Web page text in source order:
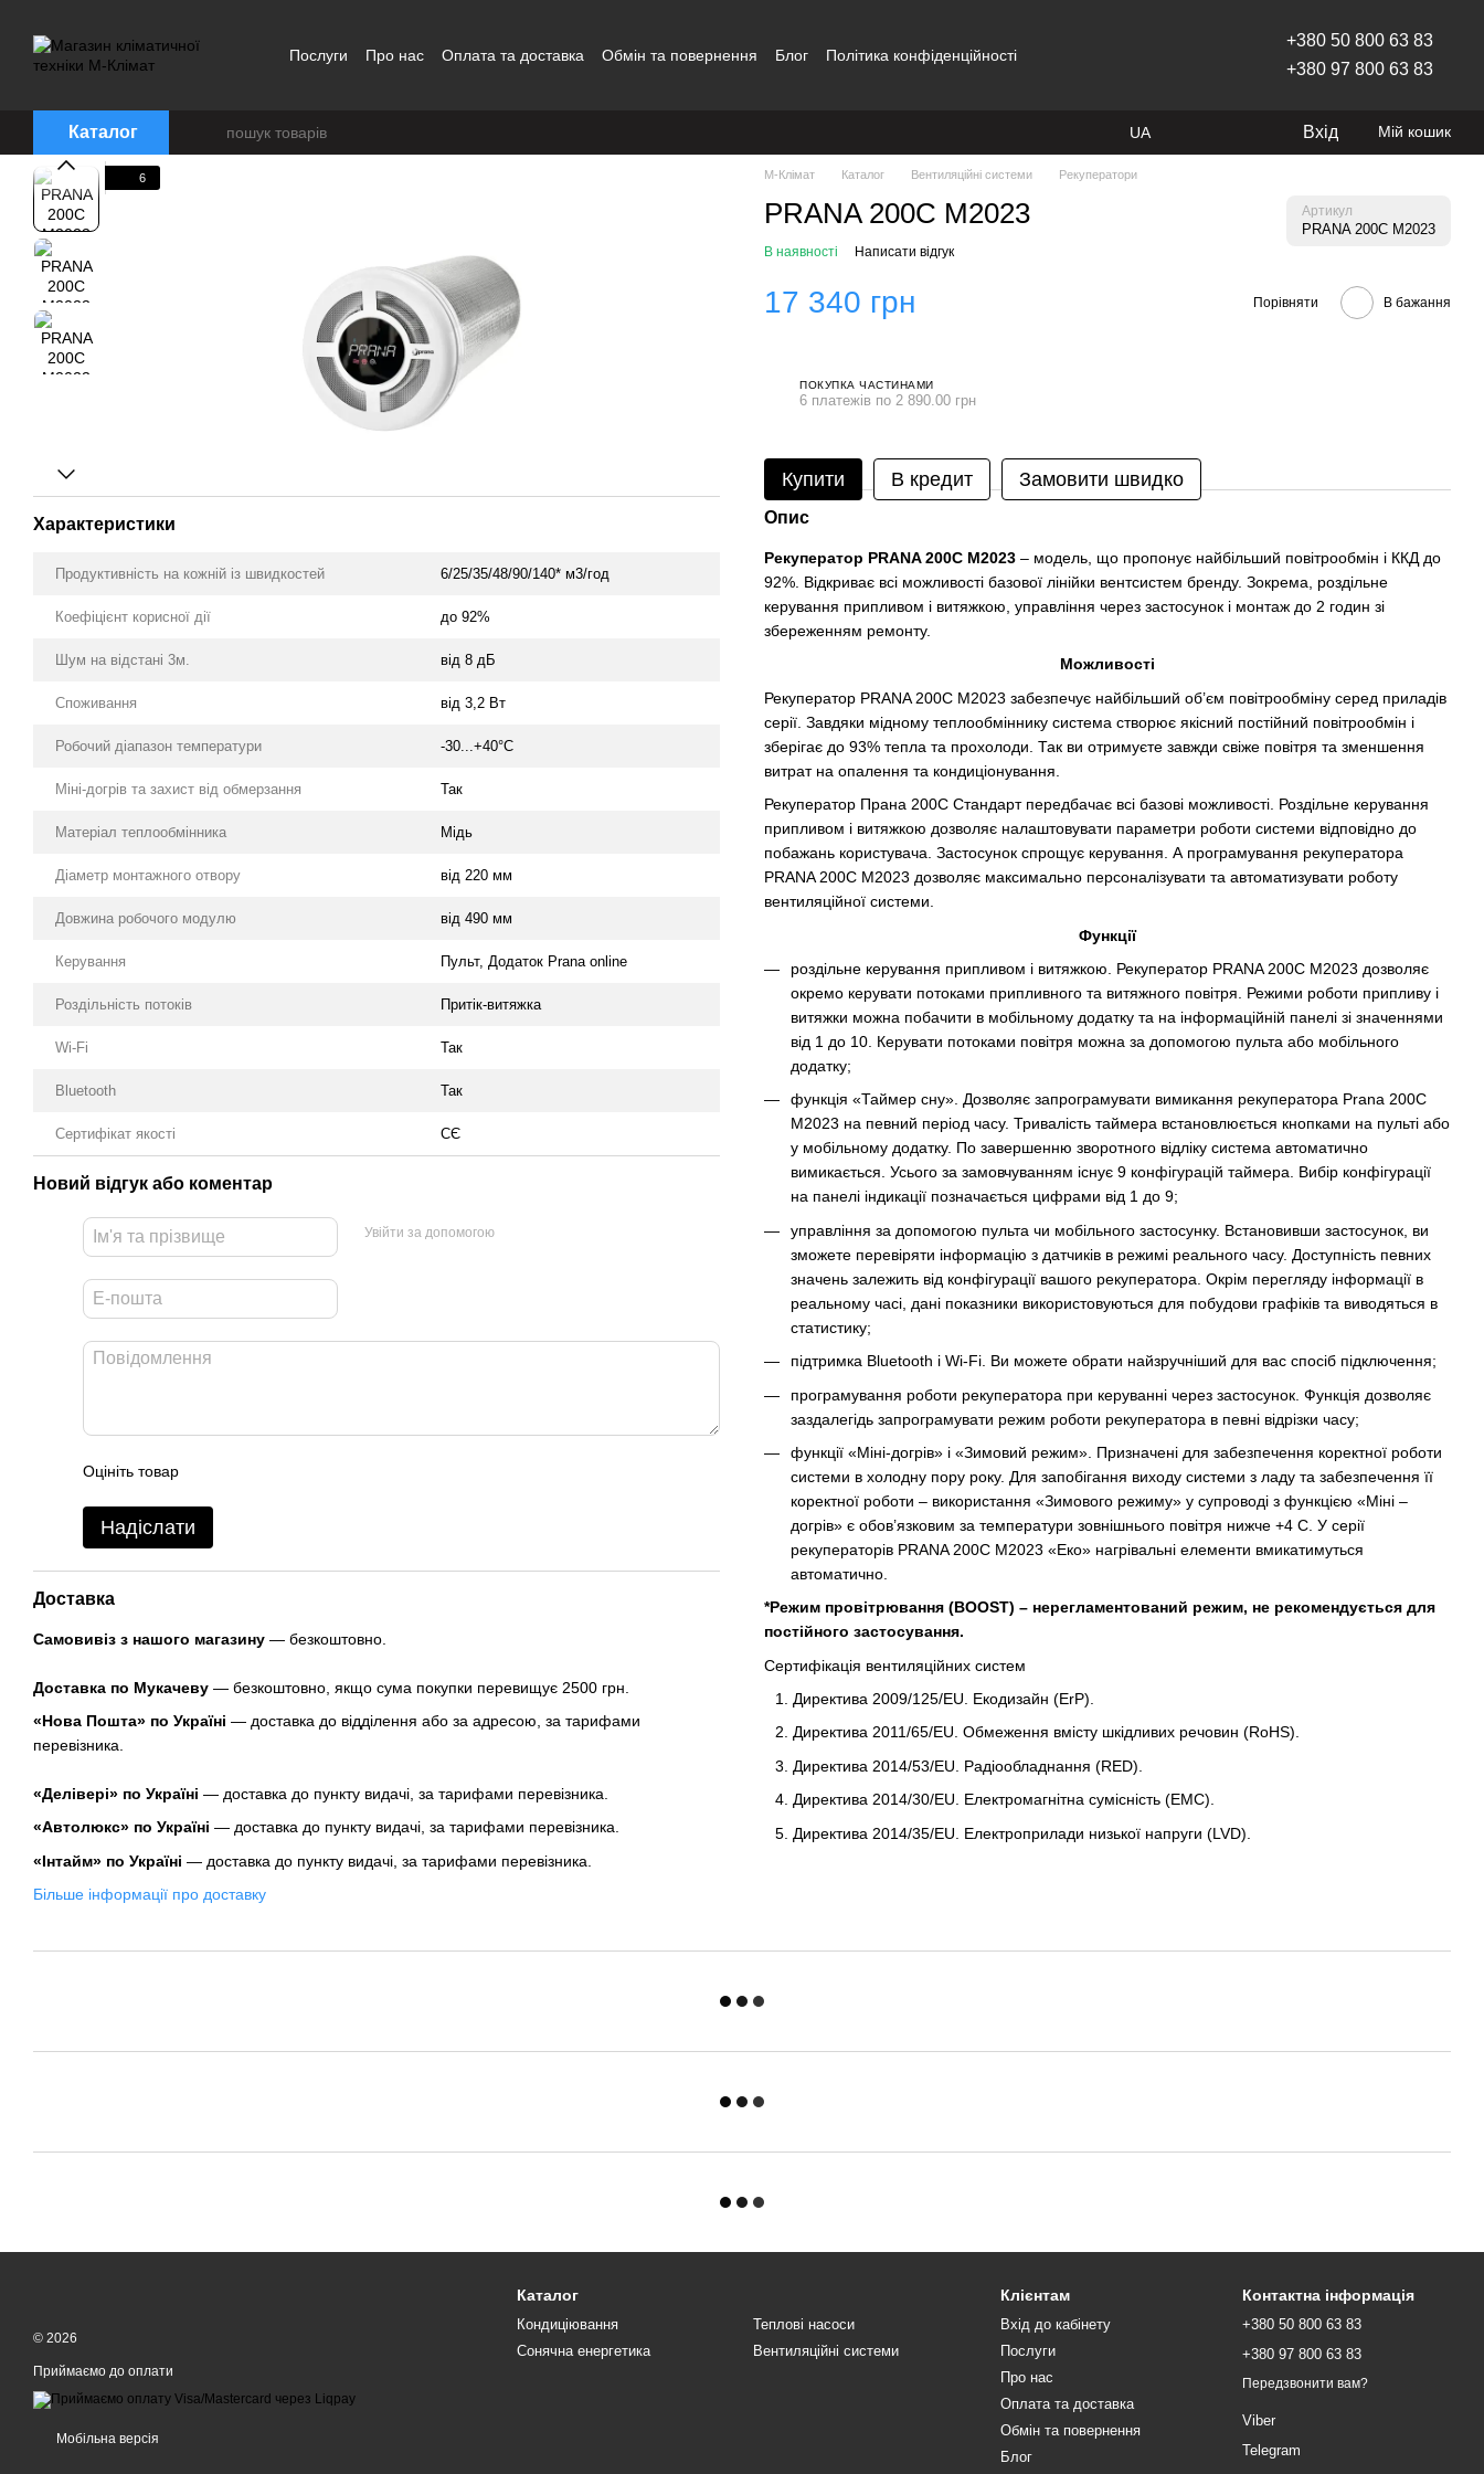
Послуги Про нас Оплата та доставка Обмін та повернення Блог
Політика конфіденційності
+380 50 800 63 83
+380 97 800 63 83
Каталог UA Вхід Мій кошик
6
Характеристики
Продуктивність на кожній із швидкостей 6/25/35/48/90/140* м3/год
Коефіцієнт корисної дії до 92%
Шум на відстані 3м. від 8 дБ
Споживання від 3,2 Вт
Робочий діапазон температури -30...+40°C
Міні-догрів та захист від обмерзання Так
Матеріал теплообмінника Мідь
Діаметр монтажного отвору від 220 мм
Довжина робочого модулю від 490 мм
Керування Пульт, Додаток Prana online
Роздільність потоків Притік-витяжка
Wi-Fi Так
Bluetooth Так
Сертифікат якості СЄ
Новий відгук або коментар
Увійти за допомогою
Оцініть товар
Надіслати
Доставка
Самовивіз з нашого магазину — безкоштовно.
Доставка по Мукачеву — безкоштовно, якщо сума покупки перевищує 2500 грн.
«Нова Пошта» по Україні — доставка до відділення або за адресою, за тарифами
перевізника.
«Делівері» по Україні — доставка до пункту видачі, за тарифами перевізника.
«Автолюкс» по Україні — доставка до пункту видачі, за тарифами перевізника.
«Інтайм» по Україні — доставка до пункту видачі, за тарифами перевізника.
Більше інформації про доставку
M-Клімат Каталог Вентиляційні системи Рекуператори
PRANA 200C M2023 Артикул
PRANA 200C M2023
В наявності Написати відгук
17 340 грн Порівняти В бажання
ПОКУПКА ЧАСТИНАМИ
6 платежів по 2 890.00 грн
Купити В кредит Замовити швидко
Опис
Рекуператор PRANA 200C M2023 – модель, що пропонує найбільший повітрообмін і ККД до
92%. Відкриває всі можливості базової лінійки вентсистем бренду. Зокрема, роздільне
керування припливом і витяжкою, управління через застосунок і монтаж до 2 годин зі
збереженням ремонту.
Можливості
Рекуператор PRANA 200C M2023 забезпечує найбільший об’єм повітрообміну серед приладів
серії. Завдяки мідному теплообміннику система створює якісний постійний повітрообмін і
зберігає до 93% тепла та прохолоди. Так ви отримуєте завжди свіже повітря та зменшення
витрат на опалення та кондиціонування.
Рекуператор Прана 200С Стандарт передбачає всі базові можливості. Роздільне керування
припливом і витяжкою дозволяє налаштовувати параметри роботи системи відповідно до
побажань користувача. Застосунок спрощує керування. А програмування рекуператора
PRANA 200С M2023 дозволяє максимально персоналізувати та автоматизувати роботу
вентиляційної системи.
Функції
роздільне керування припливом і витяжкою. Рекуператор PRANA 200C M2023 дозволяє
окремо керувати потоками припливного та витяжного повітря. Режими роботи припливу і
витяжки можна побачити в мобільному додатку та на інформаційній панелі зі значеннями
від 1 до 10. Керувати потоками повітря можна за допомогою пульта або мобільного
додатку;
функція «Таймер сну». Дозволяє запрограмувати вимикання рекуператора Prana 200C
M2023 на певний період часу. Тривалість таймера встановлюється кнопками на пульті або
у мобільному додатку. По завершенню зворотного відліку система автоматично
вимикається. Усього за замовчуванням існує 9 конфігурацій таймера. Вибір конфігурації
на панелі індикації позначається цифрами від 1 до 9;
управління за допомогою пульта чи мобільного застосунку. Встановивши застосунок, ви
зможете перевіряти інформацію з датчиків в режимі реального часу. Доступність певних
значень залежить від конфігурації вашого рекуператора. Окрім перегляду інформації в
реальному часі, дані показники використовуються для побудови графіків та виводяться в
статистику;
підтримка Bluetooth і Wi-Fi. Ви можете обрати найзручніший для вас спосіб підключення;
програмування роботи рекуператора при керуванні через застосунок. Функція дозволяє
заздалегідь запрограмувати режим роботи рекуператора в певні відрізки часу;
функції «Міні-догрів» і «Зимовий режим». Призначені для забезпечення коректної роботи
системи в холодну пору року. Для запобігання виходу системи з ладу та забезпечення її
коректної роботи – використання «Зимового режиму» у супроводі з функцією «Міні –
догрів» є обов’язковим за температури зовнішнього повітря нижче +4 С. У серії
рекуператорів PRANA 200C M2023 «Еко» нагрівальні елементи вмикатимуться
автоматично.
*Режим провітрювання (BOOST) – нерегламентований режим, не рекомендується для
постійного застосування.
Сертифікація вентиляційних систем
Директива 2009/125/EU. Екодизайн (ErP).
Директива 2011/65/EU. Обмеження вмісту шкідливих речовин (RoHS).
Директива 2014/53/EU. Радіообладнання (RED).
Директива 2014/30/EU. Електромагнітна сумісність (EMC).
Директива 2014/35/EU. Електроприлади низької напруги (LVD).
© 2026
Приймаємо до оплати
Мобільна версія
Каталог
Кондиціювання
Сонячна енергетика
Теплові насоси
Вентиляційні системи
Клієнтам
Вхід до кабінету
Послуги
Про нас
Оплата та доставка
Обмін та повернення
Блог
Контактна інформація
+380 50 800 63 83
+380 97 800 63 83
Передзвонити вам?
Viber
Telegram